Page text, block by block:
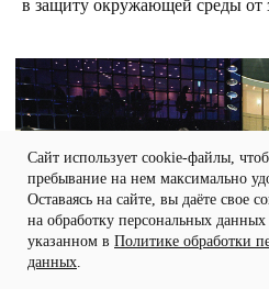
Сайт использует cookie-файлы,
пребывание на нем максимально
Оставаясь на сайте, вы даёте свое
на обработку персональных данных
указанном в Политике обработки
данных.
в защиту окружающей среды от